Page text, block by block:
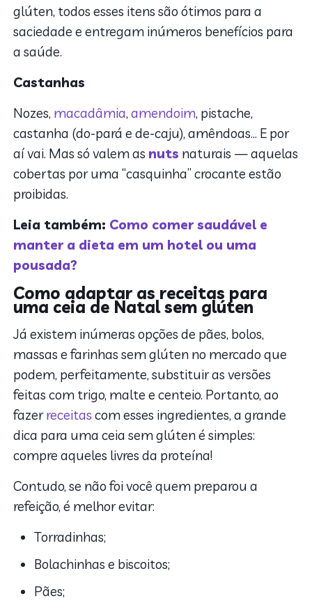
glúten, todos esses itens são ótimos para a
saciedade e entregam inúmeros benefícios para
a saúde.
Castanhas
Nozes, macadâmia,amendoim, pistache,
castanha (do-pará e de-caju), amêndoas… E por
aí vai. Mas só valem as nuts naturais — aquelas
cobertas por uma “casquinha” crocante estão
proibidas.
Leia também: Como comer saudável e
manter a dieta em um hotel ou uma
pousada?
Como adaptar as receitas para
uma ceia de Natal sem glúten
Já existem inúmeras opções de pães, bolos,
massas e farinhas sem glúten no mercado que
podem, perfeitamente, substituir as versões
feitas com trigo, malte e centeio. Portanto, ao
fazerreceitas com esses ingredientes, a grande
dica para uma ceia sem glúten é simples:
compre aqueles livres da proteína!
Contudo, se não foi você quem preparou a
refeição, é melhor evitar:
Torradinhas;
Bolachinhas e biscoitos;
Pães;